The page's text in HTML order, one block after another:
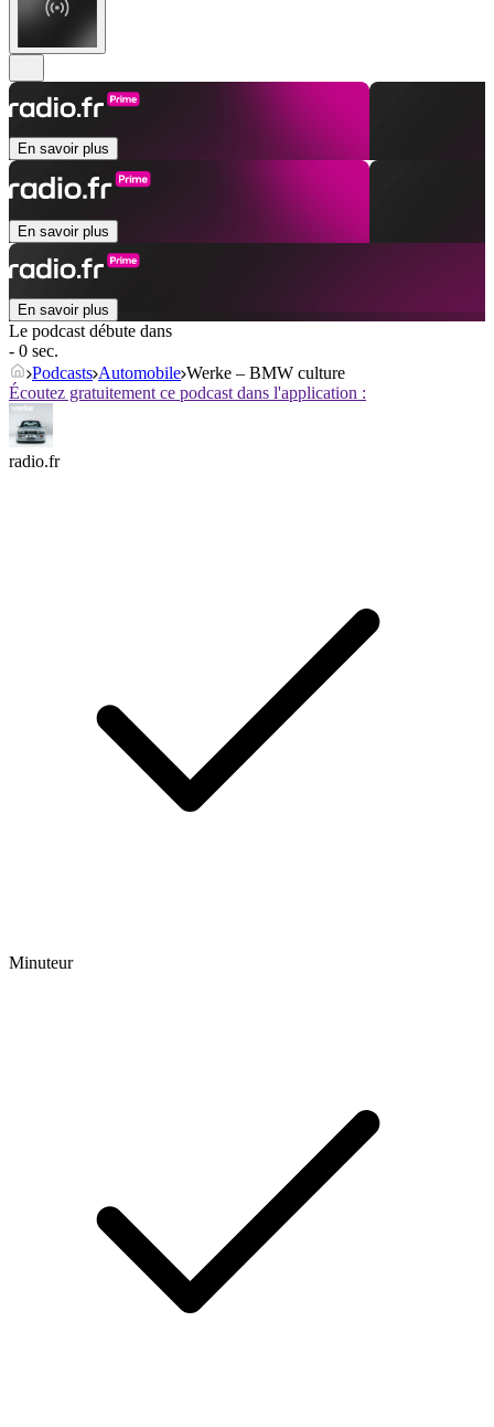
En savoir plus
En savoir plus
En savoir plus
Le podcast débute dans
- 0 sec.
Podcasts Automobile Werke – BMW culture
Écoutez gratuitement ce podcast dans l'application :
radio.fr
Minuteur